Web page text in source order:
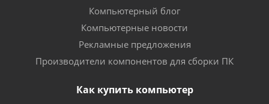
Компьютерный блог
Компьютерные новости
Рекламные предложения
Производители компонентов для сборки ПК
Как купить компьютер